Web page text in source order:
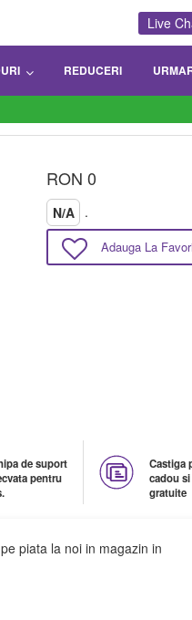
Live
REDUCERI
RON 0
N/A .
Adauga La
de suport
pentru
Castiga
cadou
gratuite
piata la noi in magazin in